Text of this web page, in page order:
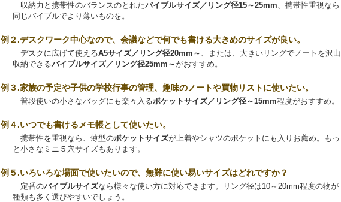
収納力と携帯性のバランスのとれたバイブルサイズ／リング径15～25mm、携帯性重視なら
同じバイブルでより薄いものを。
例２.デスクワーク中心なので、会議などで何でも書ける大きめのサイズが良い。
デスクに広げて使えるA5サイズ／リング径20mm～ 、または、大きいリングでノートを沢山
収納できるバイブルサイズ／リング径25mm～がおすすめ。
例３.家族の予定や子供の学校行事の管理、趣味のノートや買物リストに使いたい。
普段使いの小さなバッグにも楽々入るポケットサイズ／リング径～15mm程度がおすすめ。
例４.いつでも書けるメモ帳として使いたい。
携帯性を重視なら、薄型のポケットサイズが上着やシャツのポケットにも入りお薦め。もっ
と小さなミニ５穴サイズもあります。
例５.いろいろな場面で使いたいので、無難に使い易いサイズはどれですか？
定番のバイブルサイズなら様々な使い方に対応できます。リング径は10～20mm程度の物が
種類も多く選びやすいでしょう。